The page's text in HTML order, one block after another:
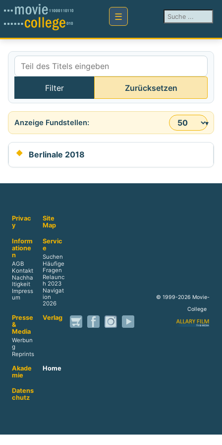
Suchen ...
Teil des Titels eingeben
Filter Zurücksetzen
Anzeige #
Berlinale 2018
Privac
y
Site
Map
Inform
atione
n
AGB
Kontakt
Nachha
ltigkeit
Impress
um
Servic
e
Suchen
Häufige
Fragen
Relaunc
h 2023
Navigat
ion
2026
Presse
&
Media
Werbun
g
Reprints
Verlag
Akade
mie
Home
Datens
chutz
© 1999-2026 Movie-
College